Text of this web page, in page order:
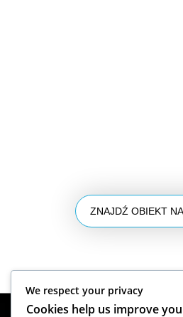
ZNAJDŹ OBIEKT NA
We respect your privacy
Cookies help us improve